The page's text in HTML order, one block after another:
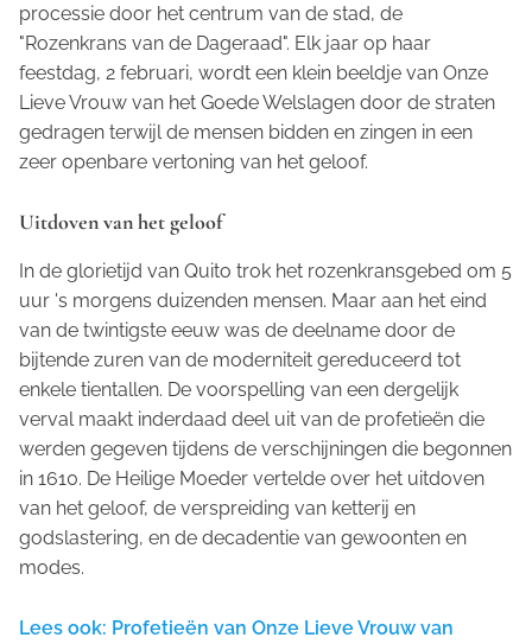
processie door het centrum van de stad, de
"Rozenkrans van de Dageraad". Elk jaar op haar
feestdag, 2 februari, wordt een klein beeldje van Onze
Lieve Vrouw van het Goede Welslagen door de straten
gedragen terwijl de mensen bidden en zingen in een
zeer openbare vertoning van het geloof.
Uitdoven van het geloof
In de glorietijd van Quito trok het rozenkransgebed om 5
uur 's morgens duizenden mensen. Maar aan het eind
van de twintigste eeuw was de deelname door de
bijtende zuren van de moderniteit gereduceerd tot
enkele tientallen. De voorspelling van een dergelijk
verval maakt inderdaad deel uit van de profetieën die
werden gegeven tijdens de verschijningen die begonnen
in 1610. De Heilige Moeder vertelde over het uitdoven
van het geloof, de verspreiding van ketterij en
godslastering, en de decadentie van gewoonten en
modes.
Lees ook: Profetieën van Onze Lieve Vrouw van